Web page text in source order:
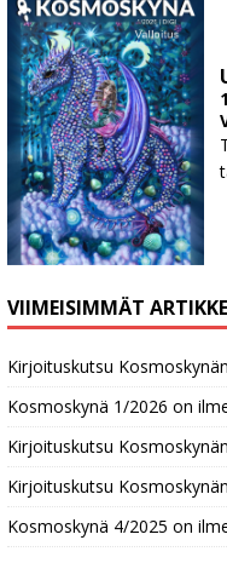
VIIMEISIMMÄT
Kirjoituskutsu
Kosmoskynä 1/2026 on
Kirjoituskutsu
Kirjoituskutsu
Kosmoskynä 4/2025 on